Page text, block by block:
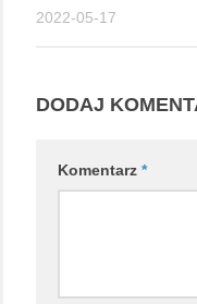
2022-05-17
DODAJ
Komentarz *